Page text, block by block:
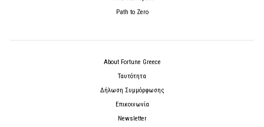
Path to Zero
About Fortune Greece
Ταυτότητα
Δήλωση Συμμόρφωσης
Επικοινωνία
Newsletter